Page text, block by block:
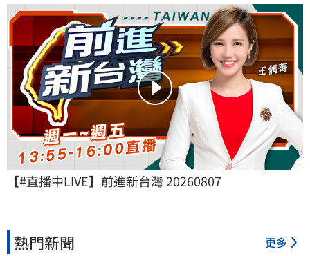
【#直播中LIVE】前進新台灣 20260807
熱門新聞 更多